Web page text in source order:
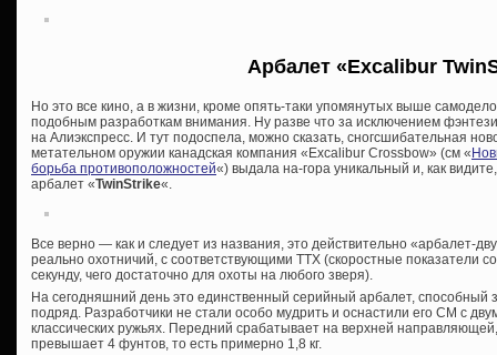
Арбалет «Excalibur
Но это все кино, а в жизни, кроме опять-таки упомянутых выше
подобным разработкам внимания. Ну разве что за исключением
на Алиэкспресс. И тут подоспела, можно сказать, сногсшибательная
метательном оружии канадская компания «Excalibur Crossbow» (см «
борьба противоположностей«) выдала на-гора уникальный и, как
арбалет «TwinStrike«.
Все верно — как и следует из названия, это действительно «арбалет-
реально охотничий, с соответствующими ТТХ (скоростные показатели
секунду, чего достаточно для охоты на любого зверя).
На сегодняшний день это единственный серийный арбалет, способный
подряд. Разработчики не стали особо мудрить и оснастили его СМ с
классических ружьях. Передний срабатывает на верхней
превышает 4 фунтов, то есть примерно 1,8 кг.